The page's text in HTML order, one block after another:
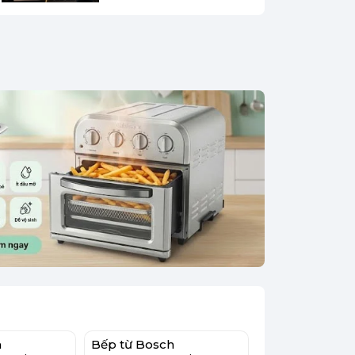
Bếp từ Bosch